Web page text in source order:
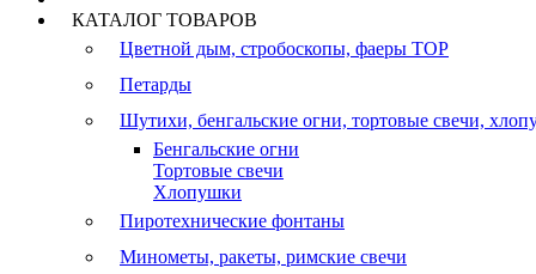
КАТАЛОГ ТОВАРОВ
Цветной дым, стробоскопы, фаеры TOP
Петарды
Шутихи, бенгальские огни, тортовые свечи,
Бенгальские огни
Тортовые свечи
Хлопушки
Пиротехнические фонтаны
Минометы, ракеты, римские свечи